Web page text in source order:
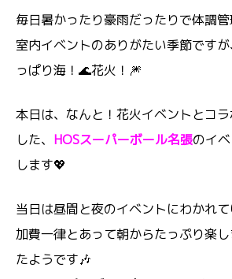
毎日暑かったり豪雨だったりで体調
室内イベントのありがたい季節です
っぱり海！🌊花火！🎆
本日は、なんと！花火イベントとコ
した、 HOSスーパーボール名張のイ
します💖
当日は昼間と夜のイベントにわかれ
加費一律とあって朝からたっぷり楽
たようです🎶